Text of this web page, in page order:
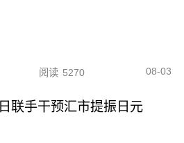
阅读 5270 08-03
联手干预汇市提振日元